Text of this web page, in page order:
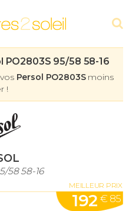
95/58 58-16
Persol PO2803Smoins
!
58 58-16
MEILLEUR PRIX
192 € 85